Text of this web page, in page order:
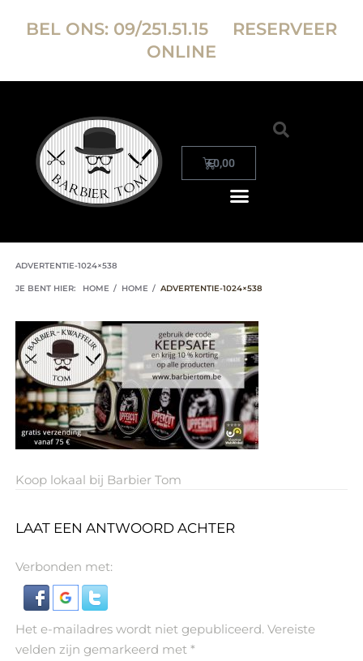
BEL ONS: 09/251.51.15
RESERVEER
ONLINE
€0,00
ADVERTENTIE-1024×538
JE BENT HIER: HOME / HOME / ADVERTENTIE-1024×538
Koop lokaal bij Barbier Tom
LAAT EEN ANTWOORD ACHTER
Verbonden met:
Het e-mailadres wordt niet gepubliceerd. Vereiste
velden zijn gemarkeerd met *